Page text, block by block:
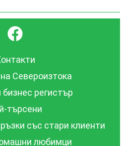
}
Североизтока
бизнес регистър
търсени
със стари клиенти
любимци